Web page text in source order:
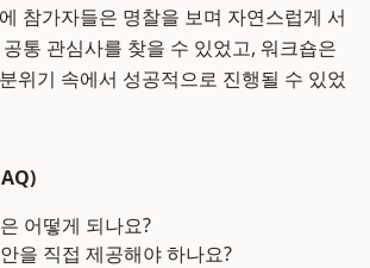
참가자들은 명찰을 보며 자연스럽게 서
통 관심사를 찾을 수 있었고, 워크숍은
위기 속에서 성공적으로 진행될 수 있었
어떻게 되나요?
을 직접 제공해야 하나요?